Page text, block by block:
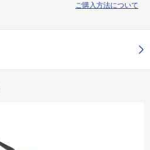
ご購入方法について